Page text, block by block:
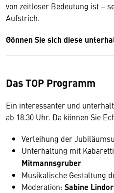
von zeitloser Bedeutung ist –
Aufstrich.
Gönnen Sie sich diese
Das TOP Programm
Ein interessanter und
ab 18.30 Uhr. Da können Sie
Verleihung der
Unterhaltung mit
Mitmannsgruber
Musikalische Gestaltung
Moderation: Sabine